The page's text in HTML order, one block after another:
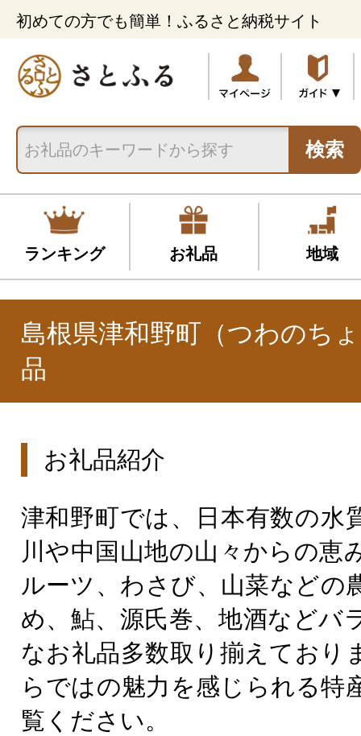
初めての方でも簡単！ふるさと納税サイト
検索
ランキング お礼品 地域
島根県津和野町（つわのち
品
お礼品紹介
津和野町では、日本有数の水
川や中国山地の山々からの恵
ルーツ、わさび、山菜などの
め、鮎、源氏巻、地酒などバ
なお礼品多数取り揃えており
らではの魅力を感じられる特
覧ください。